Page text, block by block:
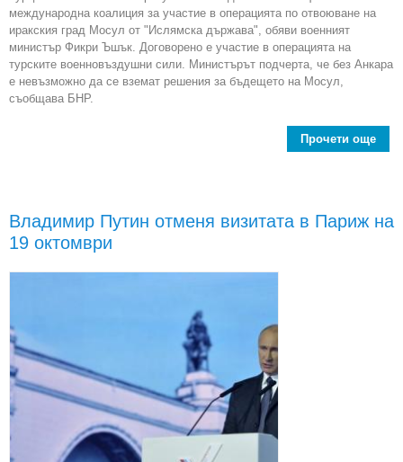
международна коалиция за участие в операцията по отвоюване на
иракския град Мосул от "Ислямска държава", обяви военният
министър Фикри Ъшък. Договорено е участие в операцията на
турските военновъздушни сили. Министърът подчерта, че без Анкара
е невъзможно да се вземат решения за бъдещето на Мосул,
съобщава БНР.
Прочети още
е
Владимир Путин отменя визитата в Париж на
19 октомври